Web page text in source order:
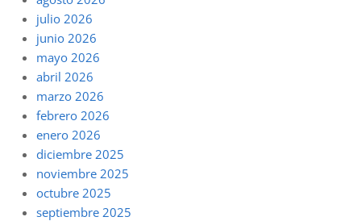
julio 2026
junio 2026
mayo 2026
abril 2026
marzo 2026
febrero 2026
enero 2026
diciembre 2025
noviembre 2025
octubre 2025
septiembre 2025